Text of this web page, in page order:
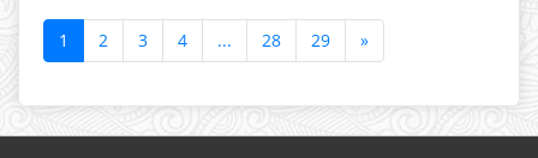
1 2 3 4 ... 28 29 »